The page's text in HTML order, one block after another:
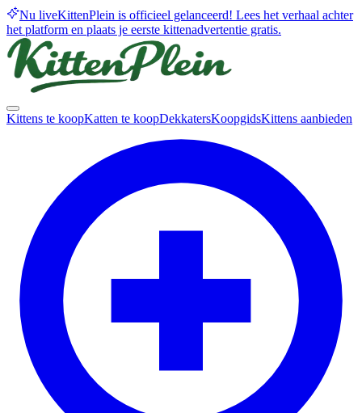
Nu liveKittenPlein is officieel gelanceerd! Lees het verhaal achter
het platform en plaats je eerste kittenadvertentie gratis.
Kittens te koopKatten te koopDekkatersKoopgidsKittens aanbieden